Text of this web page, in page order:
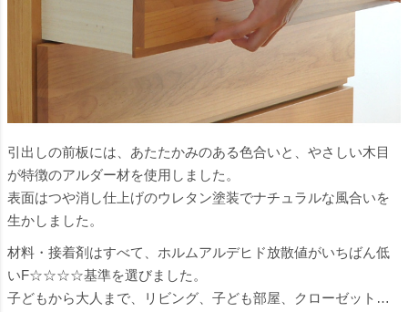
引出しの前板には、あたたかみのある色合いと、やさしい木目
が特徴のアルダー材を使用しました。
表面はつや消し仕上げのウレタン塗装でナチュラルな風合いを
生かしました。
材料・接着剤はすべて、ホルムアルデヒド放散値がいちばん低
いF☆☆☆☆基準を選びました。
子どもから大人まで、リビング、子ども部屋、クローゼット…